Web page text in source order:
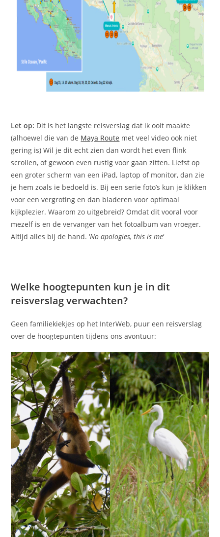
Let op: Dit is het langste reisverslag dat ik ooit maakte
(alhoewel die van de Maya Route met veel video ook niet
gering is) Wil je dit echt zien dan wordt het even flink
scrollen, of gewoon even rustig voor gaan zitten. Liefst op
een groter scherm van een iPad, laptop of monitor, dan zie
je hem zoals ie bedoeld is. Bij een serie foto’s kun je klikken
voor een vergroting en dan bladeren voor optimaal
kijkplezier. Waarom zo uitgebreid? Omdat dit vooral voor
mezelf is en de vervanger van het fotoalbum van vroeger.
Altijd alles bij de hand. ‘No apologies, this is me‘
Welke hoogtepunten kun je in dit
reisverslag verwachten?
Geen familiekiekjes op het InterWeb, puur een reisverslag
over de hoogtepunten tijdens ons avontuur: